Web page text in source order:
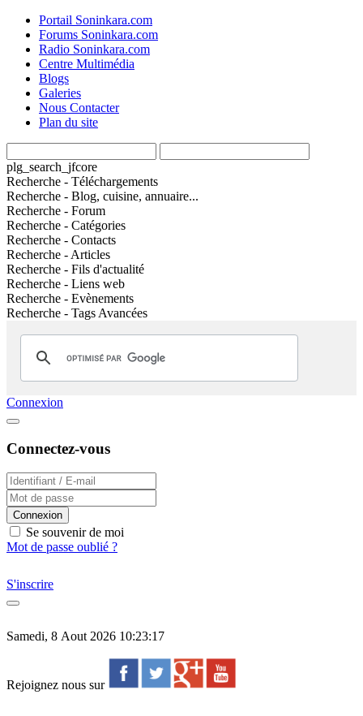
Portail Soninkara.com
Forums Soninkara.com
Radio Soninkara.com
Centre Multimédia
Blogs
Galeries
Nous Contacter
Plan du site
plg_search_jfcore
Recherche - Téléchargements
Recherche - Blog, cuisine, annuaire...
Recherche - Forum
Recherche - Catégories
Recherche - Contacts
Recherche - Articles
Recherche - Fils d'actualité
Recherche - Liens web
Recherche - Evènements
Recherche - Tags Avancées
Connexion
Connectez-vous
Connexion
Se souvenir de moi
Mot de passe oublié ?
S'inscrire
Samedi, 8 Aout 2026 10:23:17
Rejoignez nous sur